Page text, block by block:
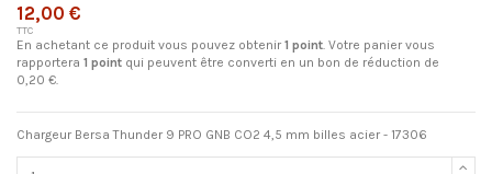
12,00 €
TTC
En achetant ce produit vous pouvez obtenir 1 point . Votre panier vous
rapportera 1 point qui peuvent être converti en un bon de réduction de
0,20 €
Chargeur Bersa Thunder 9 PRO GNB CO2 4,5 mm billes acier - 17306